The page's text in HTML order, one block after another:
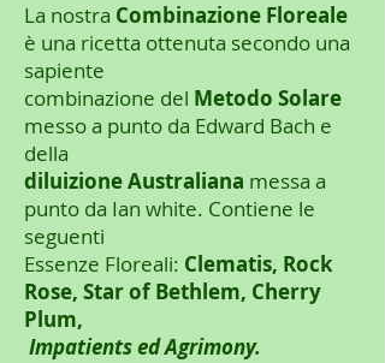
La nostra Combinazione Floreale
è una ricetta ottenuta secondo una
sapiente
combinazione del Metodo Solare
messo a punto da Edward Bach e
della
diluizione Australiana messa a
punto da Ian white. Contiene le
seguenti
Essenze Floreali: Clematis, Rock
Rose, Star of Bethlem, Cherry
Plum,
Impatients ed Agrimony.